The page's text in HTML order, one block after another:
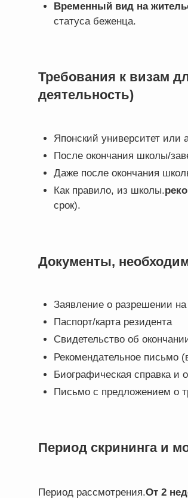
Временный вид на
статуса беженца.
Требования к визам
деятельность)
Японский университет или
После окончания школы/
Даже после окончания
Как правило, из школы.
срок).
Документы,
Заявление о разрешении
Паспорт/карта резидента
Свидетельство об
Рекомендательное письмо
Биографическая справка и
Письмо с предложением о
Период скрининга и
Период рассмотрения.От 2